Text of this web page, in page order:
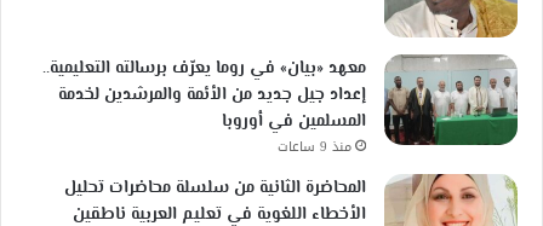
معهد «بيان» في روما يعرّف برسالته التعليمية..
إعداد جيل جديد من الأئمة والمرشدين لخدمة
المسلمين في أوروبا
منذ 9 ساعات
المحاضرة الثانية من سلسلة محاضرات تحليل
الأخطاء اللغوية في تعليم العربية ناطقين